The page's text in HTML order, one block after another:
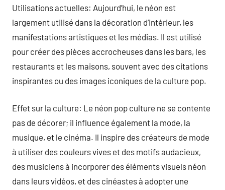
Utilisations actuelles: Aujourd’hui, le néon est
largement utilisé dans la décoration d’intérieur, les
manifestations artistiques et les médias. Il est utilisé
pour créer des pièces accrocheuses dans les bars, les
restaurants et les maisons, souvent avec des citations
inspirantes ou des images iconiques de la culture pop.
Effet sur la culture: Le néon pop culture ne se contente
pas de décorer; il influence également la mode, la
musique, et le cinéma. Il inspire des créateurs de mode
à utiliser des couleurs vives et des motifs audacieux,
des musiciens à incorporer des éléments visuels néon
dans leurs vidéos, et des cinéastes à adopter une